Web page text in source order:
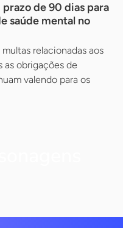
de 90 dias para
saúde mental no
relacionadas aos
as obrigações de
valendo para os